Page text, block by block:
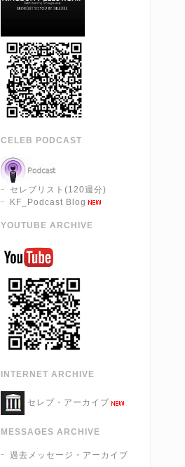
CELEB PODCAST
セレブリスト(120週分)
KF_Podcast Blog
YOUTUBE ARCHIVE
INTERNET ARCHIVE
セレブ・アーカイブ
MESSAGES ARCHIVE
過去メッセージ・アーカイブ